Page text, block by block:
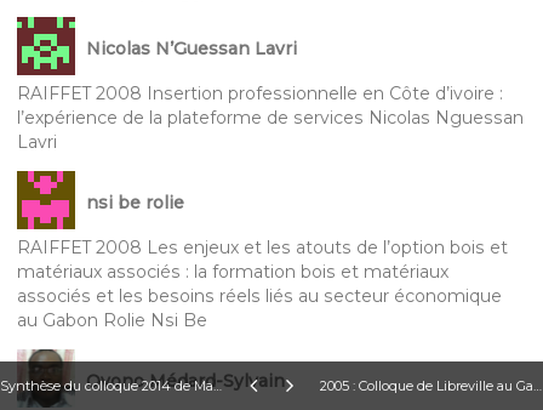
Synthèse du colloque 2014 de Marrakech au Maroc Formation professionnelle et formation des enseignants 2005 : Colloque de Libreville au Gabon Éducation technologique, formation professionnelle et développement durable
Nicolas N’Guessan Lavri
RAIFFET 2008 Insertion professionnelle en Côte d’ivoire :
l’expérience de la plateforme de services Nicolas Nguessan
Lavri
nsi be rolie
RAIFFET 2008 Les enjeux et les atouts de l’option bois et
matériaux associés : la formation bois et matériaux
associés et les besoins réels liés au secteur économique
au Gabon Rolie Nsi Be
Ovono Médard-Sylvain